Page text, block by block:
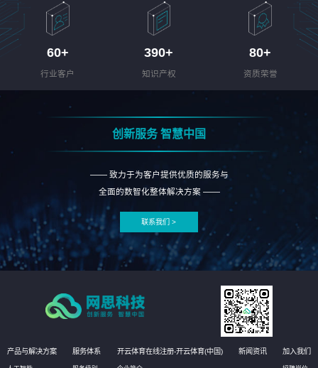
60+
行业客户
390+
知识产权
80+
资质荣誉
创新服务 智慧中国
—— 致力于为客户提供优质的服务与
全面的数智化整体解决方案 ——
联系我们 >
产品与解决方案 服务体系 开云体育在线注册-开云体育(中国) 新闻资讯 加入我们